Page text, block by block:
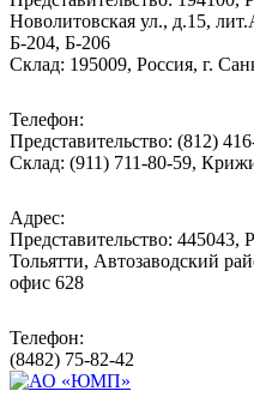
Новолитовская ул., д.15,
Б-204, Б-206
Склад: 195009, Россия, г.
Телефон:
Представительство: (812)
Склад: (911) 711-80-59,
Адрес:
Представительство: 445043,
Тольятти, Автозаводский
офис 628
Телефон:
(8482) 75-82-42